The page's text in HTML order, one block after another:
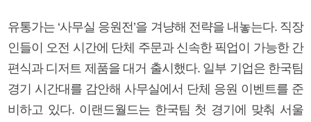
유통가는 ‘사무실 응원전’을 겨냥해 전략을 내놓는다. 직장
인들이 오전 시간에 단체 주문과 신속한 픽업이 가능한 간
편식과 디저트 제품을 대거 출시했다. 일부 기업은 한국팀
경기 시간대를 감안해 사무실에서 단체 응원 이벤트를 준
비하고 있다. 이랜드월드는 한국팀 첫 경기에 맞춰 서울